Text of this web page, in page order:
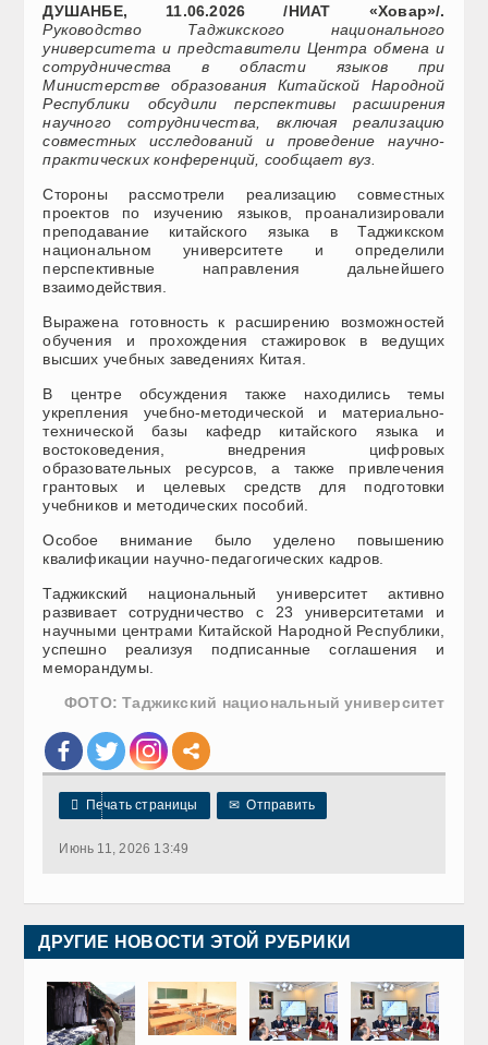
ДУШАНБЕ, 11.06.2026 /НИАТ «Ховар»/.
Руководство Таджикского национального
университета и представители Центра обмена и
сотрудничества в области языков при
Министерстве образования Китайской Народной
Республики обсудили перспективы расширения
научного сотрудничества, включая реализацию
совместных исследований и проведение научно-
практических конференций, сообщает вуз.
Стороны рассмотрели реализацию совместных
проектов по изучению языков, проанализировали
преподавание китайского языка в Таджикском
национальном университете и определили
перспективные направления дальнейшего
взаимодействия.
Выражена готовность к расширению возможностей
обучения и прохождения стажировок в ведущих
высших учебных заведениях Китая.
В центре обсуждения также находились темы
укрепления учебно-методической и материально-
технической базы кафедр китайского языка и
востоковедения, внедрения цифровых
образовательных ресурсов, а также привлечения
грантовых и целевых средств для подготовки
учебников и методических пособий.
Особое внимание было уделено повышению
квалификации научно-педагогических кадров.
Таджикский национальный университет активно
развивает сотрудничество с 23 университетами и
научными центрами Китайской Народной Республики,
успешно реализуя подписанные соглашения и
меморандумы.
ФОТО: Таджикский национальный университет
 Печать страницы ✉ Отправить
Июнь 11, 2026 13:49
ДРУГИЕ НОВОСТИ ЭТОЙ РУБРИКИ